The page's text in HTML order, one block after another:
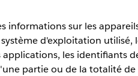
informations sur les
d'exploitation utilisé,
les identifiants
partie ou de la totalité de